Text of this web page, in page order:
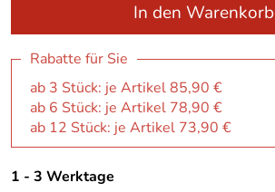
In den Warenkorb
Rabatte für Sie
ab 3 Stück: je Artikel 85,90 €
ab 6 Stück: je Artikel 78,90 €
ab 12 Stück: je Artikel 73,90 €
1 - 3 Werktage